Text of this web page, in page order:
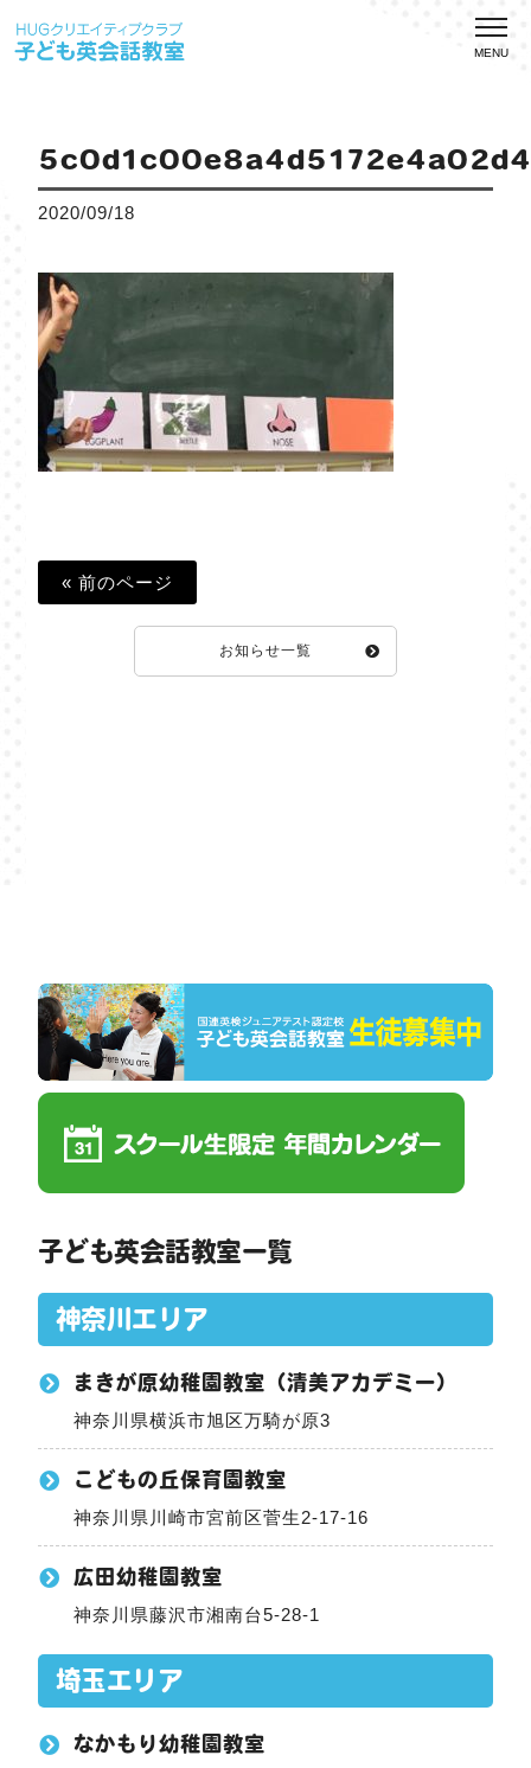
MENU
2020/09/18
« 前のページ
お知らせ一覧
子ども英会話教室一覧
神奈川エリア
まきが原幼稚園教室（清美アカデミー）
神奈川県横浜市旭区万騎が原3
こどもの丘保育園教室
神奈川県川崎市宮前区菅生2-17-16
広田幼稚園教室
神奈川県藤沢市湘南台5-28-1
埼玉エリア
なかもり幼稚園教室